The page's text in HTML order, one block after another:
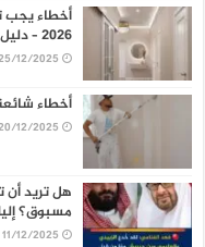
أخطاء يجب
2026 – دليل شامل من خبراء الديكور
12/2025
أخطاء
12/2025
هل تريد
مسبوق؟
11/12/2025